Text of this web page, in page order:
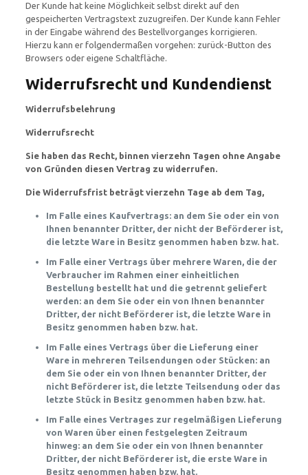
Der Kunde hat keine Möglichkeit selbst direkt auf den
gespeicherten Vertragstext zuzugreifen. Der Kunde kann Fehler
in der Eingabe während des Bestellvorganges korrigieren.
Hierzu kann er folgendermaßen vorgehen: zurück-Button des
Browsers oder eigene Schaltfläche.
Widerrufsrecht und Kundendienst
Widerrufsbelehrung
Widerrufsrecht
Sie haben das Recht, binnen vierzehn Tagen ohne Angabe
von Gründen diesen Vertrag zu widerrufen.
Die Widerrufsfrist beträgt vierzehn Tage ab dem Tag,
Im Falle eines Kaufvertrags: an dem Sie oder ein von
Ihnen benannter Dritter, der nicht der Beförderer ist,
die letzte Ware in Besitz genommen haben bzw. hat.
Im Falle einer Vertrags über mehrere Waren, die der
Verbraucher im Rahmen einer einheitlichen
Bestellung bestellt hat und die getrennt geliefert
werden: an dem Sie oder ein von Ihnen benannter
Dritter, der nicht Beförderer ist, die letzte Ware in
Besitz genommen haben bzw. hat.
Im Falle eines Vertrags über die Lieferung einer
Ware in mehreren Teilsendungen oder Stücken: an
dem Sie oder ein von Ihnen benannter Dritter, der
nicht Beförderer ist, die letzte Teilsendung oder das
letzte Stück in Besitz genommen haben bzw. hat.
Im Falle eines Vertrages zur regelmäßigen Lieferung
von Waren über einen festgelegten Zeitraum
hinweg: an dem Sie oder ein von Ihnen benannter
Dritter, der nicht Beförderer ist, die erste Ware in
Besitz genommen haben bzw. hat.